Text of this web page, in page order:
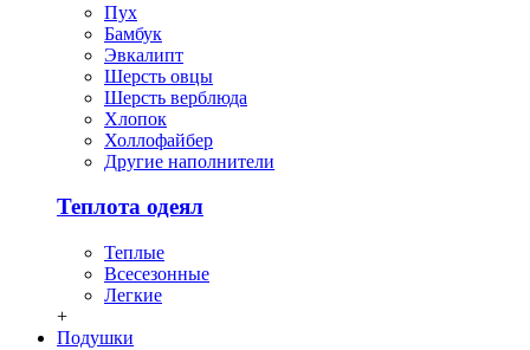
Пух
Бамбук
Эвкалипт
Шерсть овцы
Шерсть верблюда
Хлопок
Холлофайбер
Другие наполнители
Теплота одеял
Теплые
Всесезонные
Легкие
+
Подушки